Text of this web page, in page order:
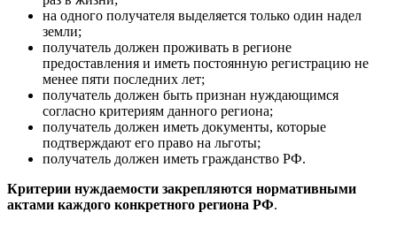
на одного получателя выделяется только один надел
земли;
получатель должен проживать в регионе
предоставления и иметь постоянную регистрацию не
менее пяти последних лет;
получатель должен быть признан нуждающимся
согласно критериям данного региона;
получатель должен иметь документы, которые
подтверждают его право на льготы;
получатель должен иметь гражданство РФ.
Критерии нуждаемости закрепляются нормативными
актами каждого конкретного региона РФ.